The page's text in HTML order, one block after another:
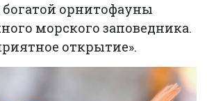
орнитофауны
морского заповедника.
открытие».